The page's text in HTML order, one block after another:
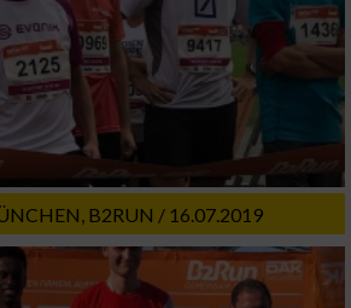
B2RUN / 16.07.2019